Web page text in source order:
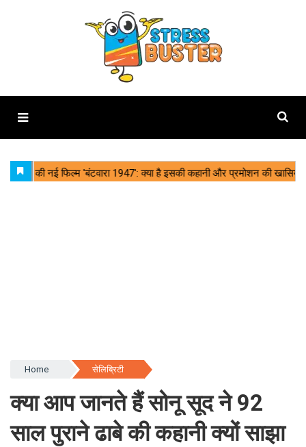
Home सेलिब्रिटी
क्या आप जानते हैं सोनू सूद ने 92
साल पुराने ढाबे की कहानी क्यों साझा